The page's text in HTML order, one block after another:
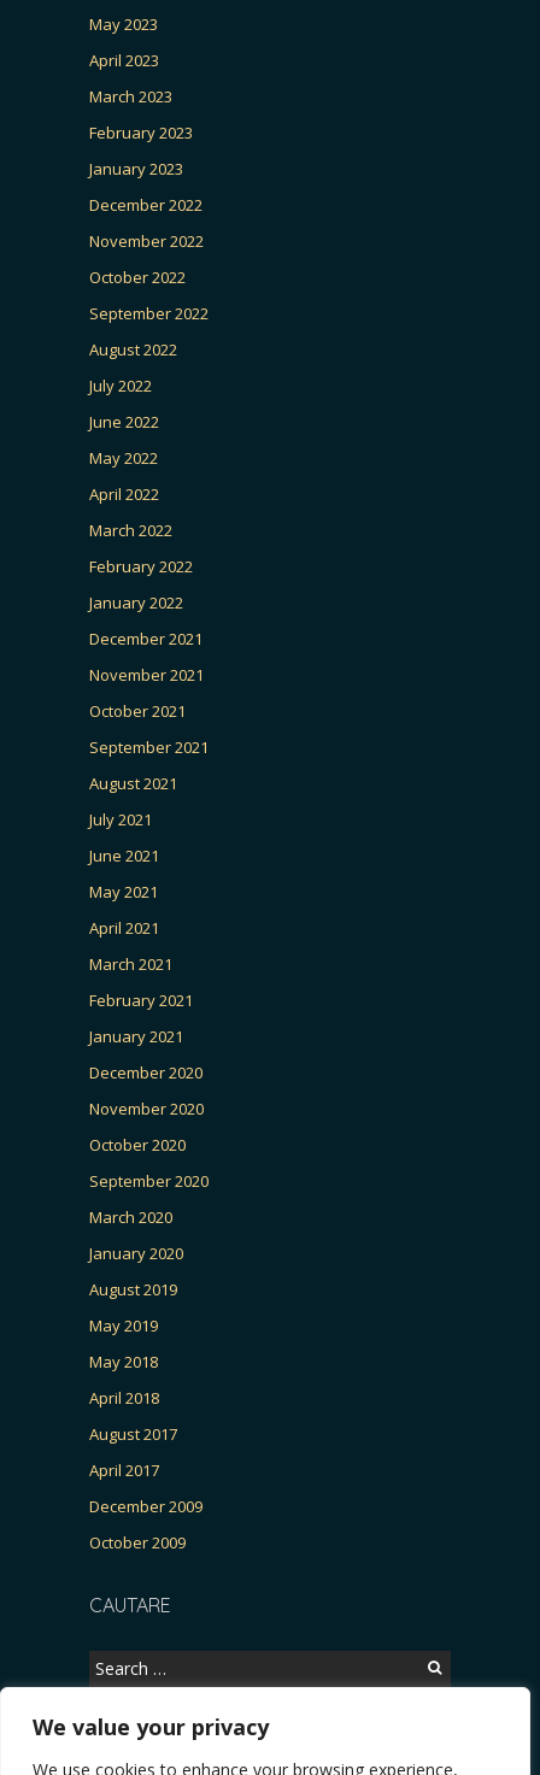
We value your privacy
We use cookies to enhance your browsing experience,
May 2023
April 2023
March 2023
February 2023
January 2023
December 2022
November 2022
October 2022
September 2022
August 2022
July 2022
June 2022
May 2022
April 2022
March 2022
February 2022
January 2022
December 2021
November 2021
October 2021
September 2021
August 2021
July 2021
June 2021
May 2021
April 2021
March 2021
February 2021
January 2021
December 2020
November 2020
October 2020
September 2020
March 2020
January 2020
August 2019
May 2019
May 2018
April 2018
August 2017
April 2017
December 2009
October 2009
CAUTARE
Search
for: